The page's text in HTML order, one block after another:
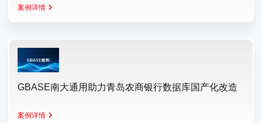
案例详情
GBASE南大通用助力青岛农商银行数据库国产化改造
案例详情